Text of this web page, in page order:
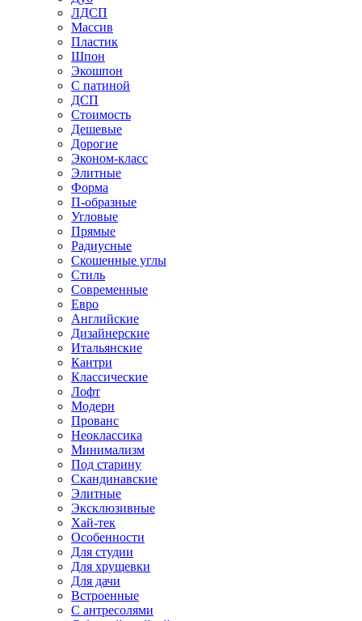
ЛДСП
Массив
Пластик
Шпон
Экошпон
С патиной
ДСП
Стоимость
Дешевые
Дорогие
Эконом-класс
Элитные
Форма
П-образные
Угловые
Прямые
Радиусные
Скошенные углы
Стиль
Современные
Евро
Английские
Дизайнерские
Итальянские
Кантри
Классические
Лофт
Модерн
Прованс
Неоклассика
Минимализм
Под старину
Скандинавские
Элитные
Эксклюзивные
Хай-тек
Особенности
Для студии
Для хрущевки
Для дачи
Встроенные
С антресолями